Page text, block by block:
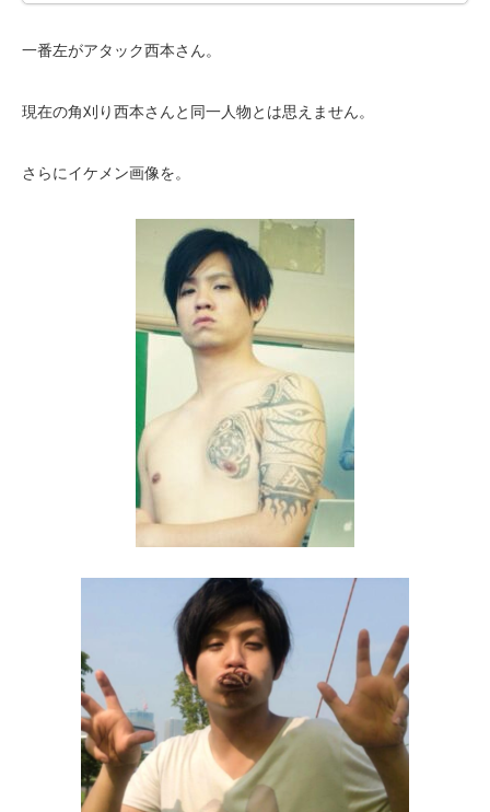
一番左がアタック西本さん。
現在の角刈り西本さんと同一人物とは思えません。
さらにイケメン画像を。